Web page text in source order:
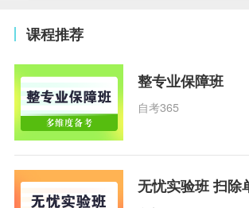
课程推荐
整专业保障班
自考365
无忧实验班 扫除